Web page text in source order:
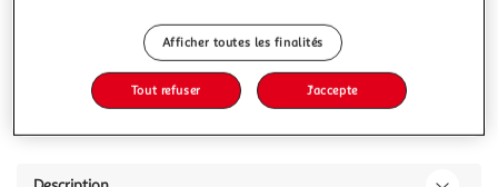
Ajouter au panier
Ajouter à une liste
Afficher toutes les finalités
Tout refuser J'accepte